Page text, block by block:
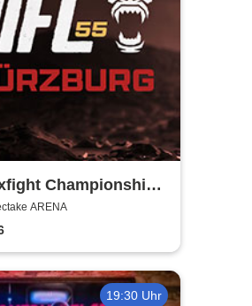
Championship |
ARENA
19:30 Uhr